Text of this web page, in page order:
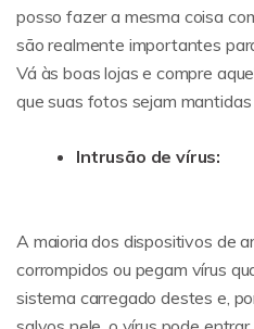
posso fazer a mesma coisa
são realmente importantes
Vá às boas lojas e compre
que suas fotos sejam mantidas
Intrusão de vírus:
A maioria dos dispositivos de
corrompidos ou pegam vírus
sistema carregado destes e,